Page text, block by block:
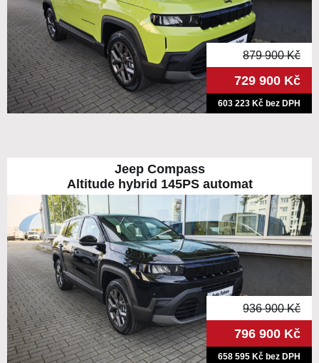
879 900 Kč
729 900 Kč
603 223 Kč bez DPH
Jeep Compass
Altitude hybrid 145PS automat
936 900 Kč
796 900 Kč
658 595 Kč bez DPH